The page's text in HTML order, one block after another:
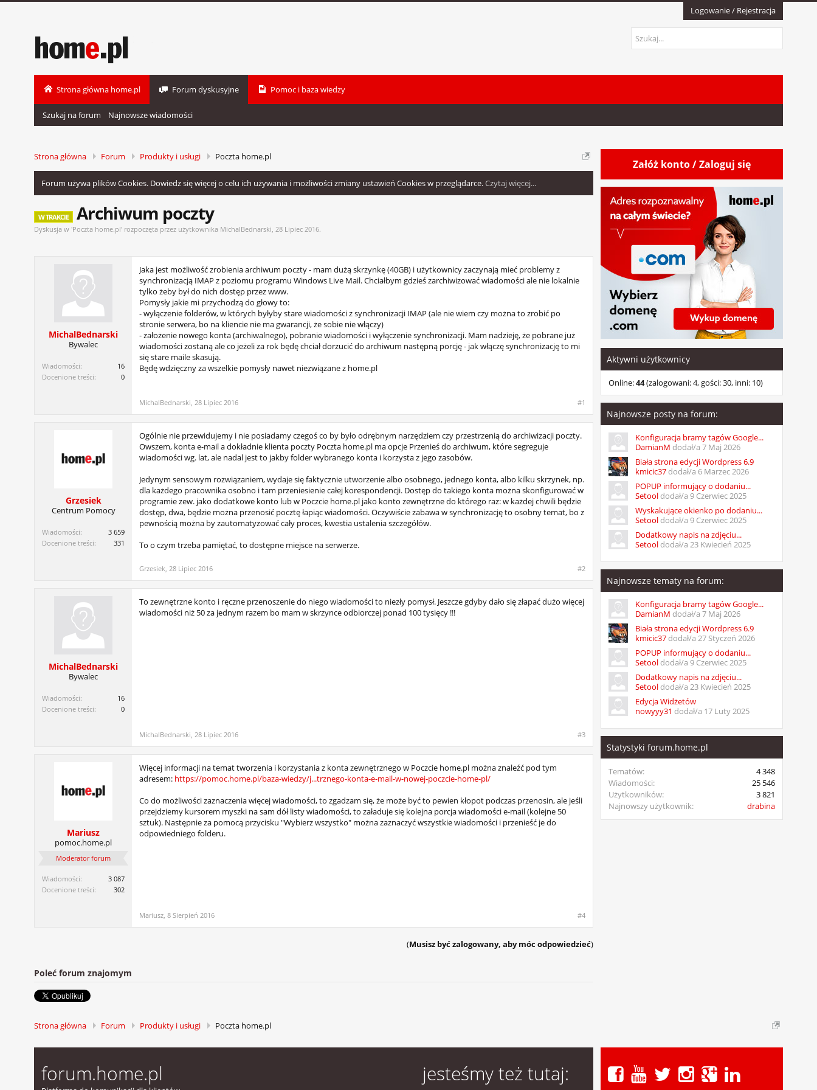
Logowanie / Rejestracja
Strona główna Forum Produkty i usługi Poczta home.pl
Forum używa plików Cookies. Dowiedz się więcej o celu ich używania i możliwości zmiany ustawień Cookies w przeglądarce.Czytaj więcej...
W TRAKCIE Archiwum poczty
Dyskusja w 'Poczta home.pl' rozpoczęta przez użytkownika MichalBednarski, 28 Lipiec 2016.
MichalBednarski
Bywalec
Wiadomości:
16
Docenione treści:
0
Jaka jest możliwość zrobienia archiwum poczty - mam dużą skrzynkę (40GB) i użytkownicy zaczynają mieć problemy z
synchronizacją IMAP z poziomu programu Windows Live Mail. Chciałbym gdzieś zarchiwizować wiadomości ale nie lokalnie
tylko żeby był do nich dostęp przez www.
Pomysły jakie mi przychodzą do głowy to:
- wyłączenie folderów, w których byłyby stare wiadomości z synchronizacji IMAP (ale nie wiem czy można to zrobić po
stronie serwera, bo na kliencie nie ma gwarancji, że sobie nie włączy)
- założenie nowego konta (archiwalnego), pobranie wiadomości i wyłączenie synchronizacji. Mam nadzieję, że pobrane już
wiadomości zostaną ale co jeżeli za rok będę chciał dorzucić do archiwum następną porcję - jak włączę synchronizację to mi
się stare maile skasują.
Będę wdzięczny za wszelkie pomysły nawet niezwiązane z home.pl
MichalBednarski, 28 Lipiec 2016 #1
Grzesiek
Centrum Pomocy
Wiadomości:
3 659
Docenione treści:
331
Ogólnie nie przewidujemy i nie posiadamy czegoś co by było odrębnym narzędziem czy przestrzenią do archiwizacji poczty.
Owszem, konta e-mail a dokładnie klienta poczty Poczta home.pl ma opcje Przenieś do archiwum, które segreguje
wiadomości wg. lat, ale nadal jest to jakby folder wybranego konta i korzysta z jego zasobów.
Jedynym sensowym rozwiązaniem, wydaje się faktycznie utworzenie albo osobnego, jednego konta, albo kilku skrzynek, np.
dla każdego pracownika osobno i tam przeniesienie całej korespondencji. Dostęp do takiego konta można skonfigurować w
programie zew. jako dodatkowe konto lub w Poczcie home.pl jako konto zewnętrzne do którego raz: w każdej chwili będzie
dostęp, dwa, będzie można przenosić pocztę łapiąc wiadomości. Oczywiście zabawa w synchronizację to osobny temat, bo z
pewnością można by zautomatyzować cały proces, kwestia ustalenia szczegółów.
To o czym trzeba pamiętać, to dostępne miejsce na serwerze.
Grzesiek, 28 Lipiec 2016 #2
MichalBednarski
Bywalec
Wiadomości:
16
Docenione treści:
0
To zewnętrzne konto i ręczne przenoszenie do niego wiadomości to niezły pomysł. Jeszcze gdyby dało się złapać dużo więcej
wiadomości niż 50 za jednym razem bo mam w skrzynce odbiorczej ponad 100 tysięcy !!!
MichalBednarski, 28 Lipiec 2016 #3
Mariusz
pomoc.home.pl
Moderator forum
Wiadomości:
3 087
Docenione treści:
302
Więcej informacji na temat tworzenia i korzystania z konta zewnętrznego w Poczcie home.pl można znaleźć pod tym
adresem: https://pomoc.home.pl/baza-wiedzy/j...trznego-konta-e-mail-w-nowej-poczcie-home-pl/
Co do możliwości zaznaczenia więcej wiadomości, to zgadzam się, że może być to pewien kłopot podczas przenosin, ale jeśli
przejdziemy kursorem myszki na sam dół listy wiadomości, to załaduje się kolejna porcja wiadomości e-mail (kolejne 50
sztuk). Następnie za pomocą przycisku "Wybierz wszystko" można zaznaczyć wszystkie wiadomości i przenieść je do
odpowiedniego folderu.
Mariusz, 8 Sierpień 2016 #4
(Musisz być zalogowany, aby móc odpowiedzieć)
Poleć forum znajomym
Załóż konto / Zaloguj się
Aktywni użytkownicy
Online:44(zalogowani: 4, gości: 30, inni: 10)
Najnowsze posty na forum:
Konfiguracja bramy tagów Google...
DamianM dodał/a 7 Maj 2026
Biała strona edycji Wordpress 6.9
kmicic37dodał/a 6 Marzec 2026
POPUP informujący o dodaniu...
Setooldodał/a 9 Czerwiec 2025
Wyskakujące okienko po dodaniu...
Setooldodał/a 9 Czerwiec 2025
Dodatkowy napis na zdjęciu...
Setooldodał/a 23 Kwiecień 2025
Najnowsze tematy na forum:
Konfiguracja bramy tagów Google...
DamianM dodał/a 7 Maj 2026
Biała strona edycji Wordpress 6.9
kmicic37dodał/a 27 Styczeń 2026
POPUP informujący o dodaniu...
Setooldodał/a 9 Czerwiec 2025
Dodatkowy napis na zdjęciu...
Setooldodał/a 23 Kwiecień 2025
Edycja Widżetów
nowyyy31 dodał/a 17 Luty 2025
Statystyki forum.home.pl
Tematów:
4 348
Wiadomości:
25 546
Użytkowników:
3 821
Najnowszy użytkownik:
drabina
Strona główna Forum Produkty i usługi Poczta home.pl
Strona główna home.pl Forum dyskusyjne
Szukaj na forum Najnowsze wiadomości
Pomoc i baza wiedzy
forum.home.pl jesteśmy też tutaj: